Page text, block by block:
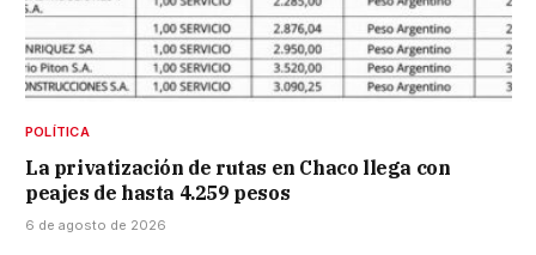
POLÍTICA
La privatización de rutas en Chaco llega con
peajes de hasta 4.259 pesos
6 de agosto de 2026